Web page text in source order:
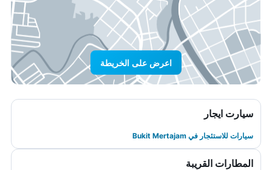
اعرض على الخريطة
سيارت ايجار
سيارات للاستئجار في Bukit Mertajam
المطارات القريبة